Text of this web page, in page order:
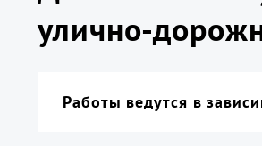
улично-
Работы ведутся в